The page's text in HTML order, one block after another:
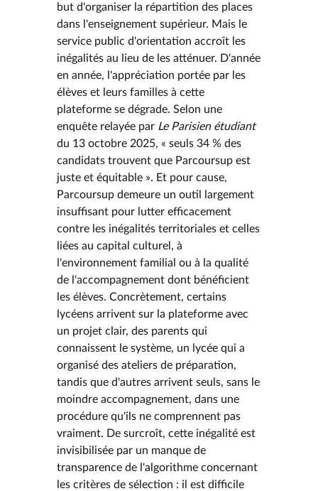
but d'organiser la répartition des places
dans l'enseignement supérieur. Mais le
service public d'orientation accroît les
inégalités au lieu de les atténuer. D'année
en année, l'appréciation portée par les
élèves et leurs familles à cette
plateforme se dégrade. Selon une
enquête relayée par Le Parisien étudiant
du 13 octobre 2025, « seuls 34 % des
candidats trouvent que Parcoursup est
juste et équitable ». Et pour cause,
Parcoursup demeure un outil largement
insuffisant pour lutter efficacement
contre les inégalités territoriales et celles
liées au capital culturel, à
l'environnement familial ou à la qualité
de l'accompagnement dont bénéficient
les élèves. Concrètement, certains
lycéens arrivent sur la plateforme avec
un projet clair, des parents qui
connaissent le système, un lycée qui a
organisé des ateliers de préparation,
tandis que d'autres arrivent seuls, sans le
moindre accompagnement, dans une
procédure qu'ils ne comprennent pas
vraiment. De surcroît, cette inégalité est
invisibilisée par un manque de
transparence de l'algorithme concernant
les critères de sélection : il est difficile